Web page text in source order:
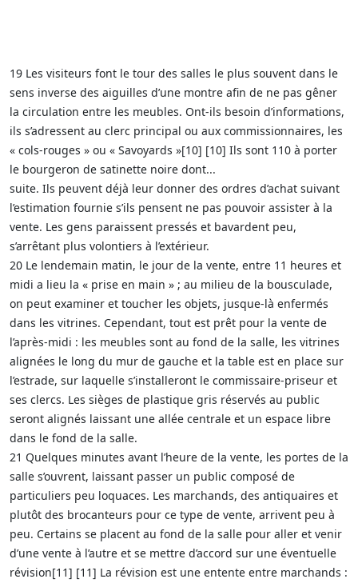
19 Les visiteurs font le tour des salles le plus souvent dans le
sens inverse des aiguilles d’une montre afin de ne pas gêner
la circulation entre les meubles. Ont-ils besoin d’informations,
ils s’adressent au clerc principal ou aux commissionnaires, les
« cols-rouges » ou « Savoyards »[10] [10] Ils sont 110 à porter
le bourgeron de satinette noire dont...
suite. Ils peuvent déjà leur donner des ordres d’achat suivant
l’estimation fournie s’ils pensent ne pas pouvoir assister à la
vente. Les gens paraissent pressés et bavardent peu,
s’arrêtant plus volontiers à l’extérieur.
20 Le lendemain matin, le jour de la vente, entre 11 heures et
midi a lieu la « prise en main » ; au milieu de la bousculade,
on peut examiner et toucher les objets, jusque-là enfermés
dans les vitrines. Cependant, tout est prêt pour la vente de
l’après-midi : les meubles sont au fond de la salle, les vitrines
alignées le long du mur de gauche et la table est en place sur
l’estrade, sur laquelle s’installeront le commissaire-priseur et
ses clercs. Les sièges de plastique gris réservés au public
seront alignés laissant une allée centrale et un espace libre
dans le fond de la salle.
21 Quelques minutes avant l’heure de la vente, les portes de la
salle s’ouvrent, laissant passer un public composé de
particuliers peu loquaces. Les marchands, des antiquaires et
plutôt des brocanteurs pour ce type de vente, arrivent peu à
peu. Certains se placent au fond de la salle pour aller et venir
d’une vente à l’autre et se mettre d’accord sur une éventuelle
révision[11] [11] La révision est une entente entre marchands :